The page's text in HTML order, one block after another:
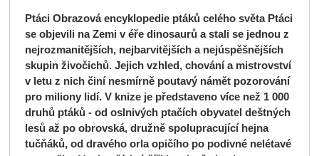
Ptáci Obrazová encyklopedie ptáků celého světa Ptáci
se objevili na Zemi v éře dinosaurů a stali se jednou z
nejrozmanitějších, nejbarvitějších a nejúspěšnějších
skupin živočichů. Jejich vzhled, chování a mistrovství
v letu z nich činí nesmírně poutavý námět pozorování
pro miliony lidí. V knize je představeno více než 1 000
druhů ptáků - od oslnivých ptačích obyvatel deštných
lesů až po obrovská, družně spolupracující hejna
tučňáků, od dravého orla opičího po podivné nelétavé